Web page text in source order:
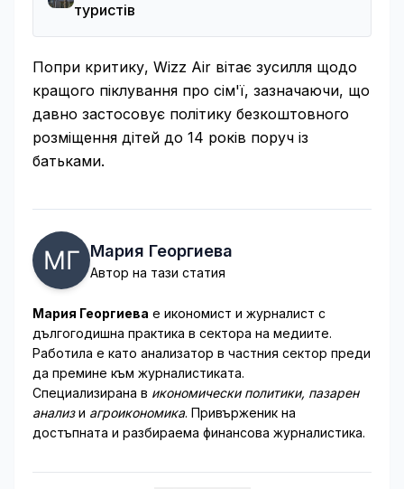
туристів
Попри критику, Wizz Air вітає зусилля щодо
кращого піклування про сім'ї, зазначаючи, що
давно застосовує політику безкоштовного
розміщення дітей до 14 років поруч із
батьками.
Мария Георгиева
Автор на тази статия
Мария Георгиева е икономист и журналист с
дългогодишна практика в сектора на медиите.
Работила е като анализатор в частния сектор преди
да премине към журналистиката.
Специализирана в икономически политики, пазарен
анализи агроикономика. Привърженик на
достъпната и разбираема финансова журналистика.